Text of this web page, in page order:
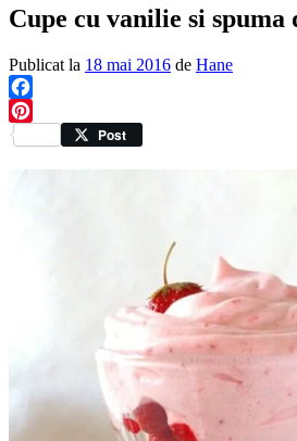
Cupe cu vanilie si spuma
Publicat la 18 mai 2016 de Hane
Facebook
Pinterest
Post